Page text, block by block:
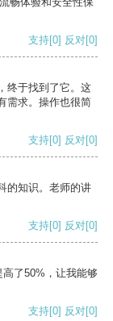
支持[0] 反对[0]
终于找到了它。这
需求。操作也很简
支持[0] 反对[0]
的知识。老师的讲
支持[0] 反对[0]
了50%，让我能够
支持[0] 反对[0]